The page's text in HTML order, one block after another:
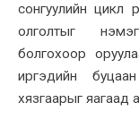
сонгуулийн
олголтыг
болгохоор
иргэдийн
хязгаарыг яагаад